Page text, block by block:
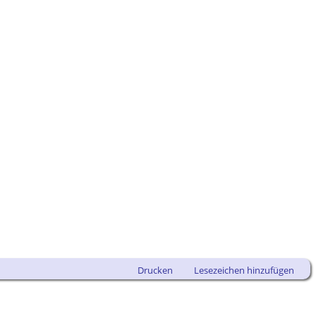
Drucken Lesezeichen hinzufügen